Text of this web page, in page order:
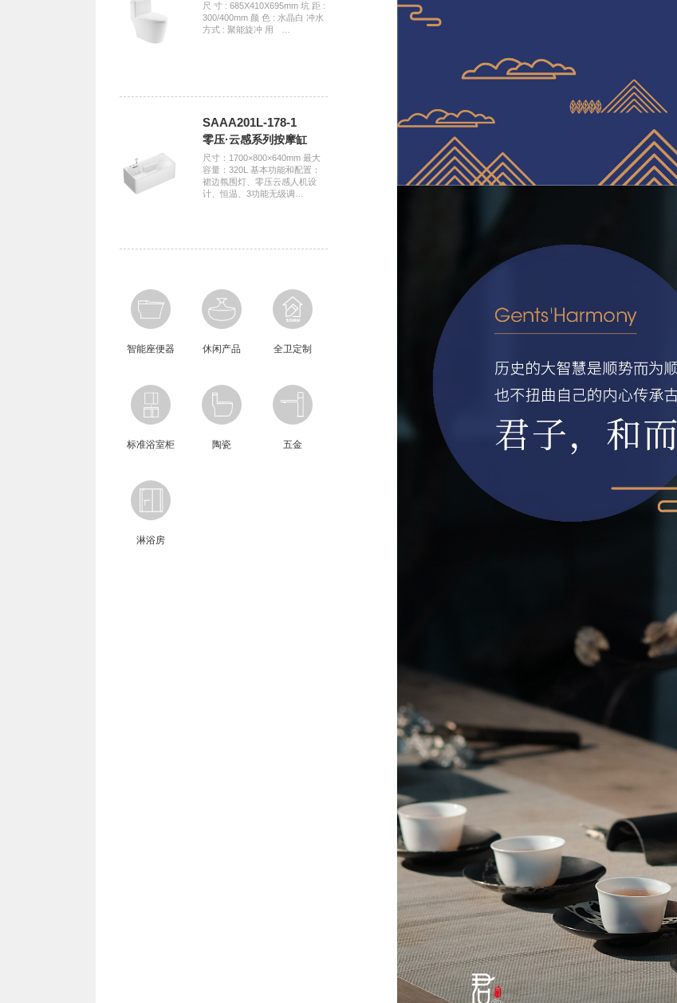
尺 寸 : 685X410X695mm 坑 距 :
300/400mm 颜 色 : 水晶白 冲水
方式 : 聚能旋冲 用ﾠ…
SAAA201L-178-1
零压·云感系列按摩缸
尺寸：1700×800×640mm 最大
容量：320L 基本功能和配置：
裙边氛围灯、零压云感人机设
计、恒温、3功能无级调…
智能座便器 休闲产品 全卫定制
标准浴室柜 陶瓷 五金
淋浴房